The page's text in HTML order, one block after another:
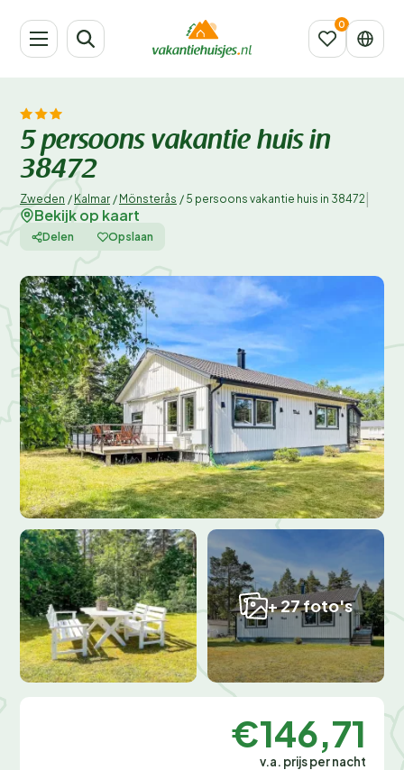
5 persoons vakantie huis in
38472
Zweden / Kalmar / Mönsterås / 5 persoons vakantie huis in 38472
Bekijk op kaart
Delen Opslaan
+ 27 foto's
€146,71
v.a. prijs per nacht